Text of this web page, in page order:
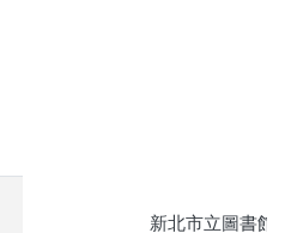
新北市立圖書館